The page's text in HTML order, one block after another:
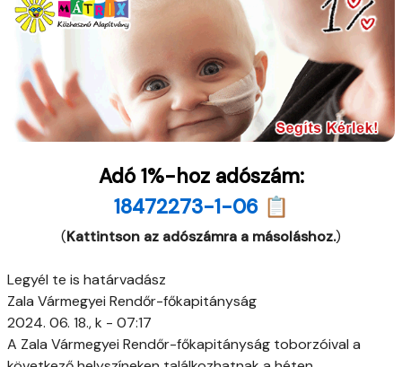
Adó 1%-hoz adószám:
18472273-1-06 📋
(Kattintson az adószámra a másoláshoz.)
Legyél te is határvadász
Zala Vármegyei Rendőr-főkapitányság
2024. 06. 18., k - 07:17
A Zala Vármegyei Rendőr-főkapitányság toborzóival a